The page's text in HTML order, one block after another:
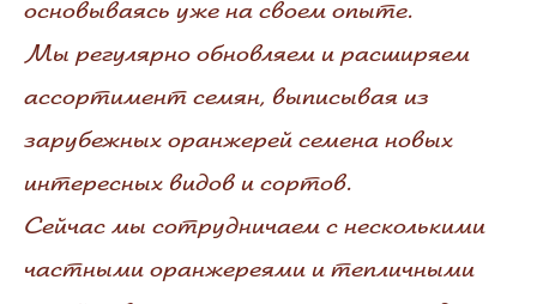
основываясь уже на своем опыте.
Мы регулярно обновляем и расширяем
ассортимент семян, выписывая из
зарубежных оранжерей семена новых
интересных видов и сортов.
Сейчас мы сотрудничаем с несколькими
частными оранжереями и тепличными